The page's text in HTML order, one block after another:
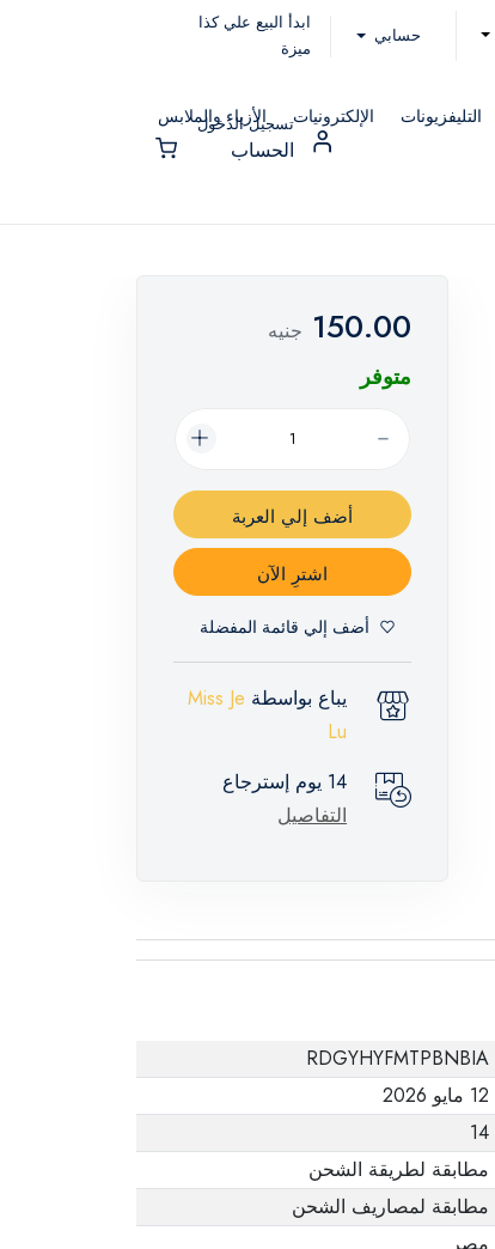
حسابي
ابدأ البيع علي كذا
ميزة
التليفزيونات الإلكترونيات الأزياء والملابس
تسجيل الدخول
الحساب
150.00 جنيه
متوفر
أضف إلي العربة
اشترِ الآن
أضف إلي قائمة المفضلة
يباع بواسطة Miss Je
Lu
14 يوم إسترجاع
التفاصيل
RDGYHYFMTPBNBIA
12 مايو 2026
14
مطابقة لطريقة الشحن
مطابقة لمصاريف الشحن
مصر